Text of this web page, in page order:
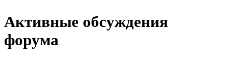
Активные обсуждения
форума